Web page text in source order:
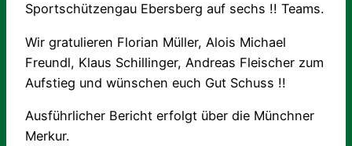
Sportschützengau Ebersberg auf sechs !! Teams.
Wir gratulieren Florian Müller, Alois Michael
Freundl, Klaus Schillinger, Andreas Fleischer zum
Aufstieg und wünschen euch Gut Schuss !!
Ausführlicher Bericht erfolgt über die Münchner
Merkur.